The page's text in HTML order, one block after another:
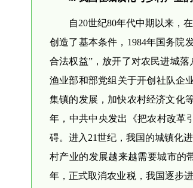
自20世纪80年代中期以来，
创造了基本条件，1984年国务院
合法权益”，放开了对农民进城
渔业部和部党组关于开创社队企
集镇的发展，加快农村经济文化
年，中共中央发出《把农村改革
碍。进入21世纪，我国的城镇化
村产业的发展越来越需要城市的
年，正式取消农业税，我国逐步